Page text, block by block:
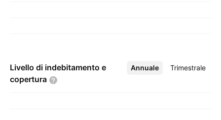
Livello di indebitamento e
copertura
Annuale Trimestrale
Altro